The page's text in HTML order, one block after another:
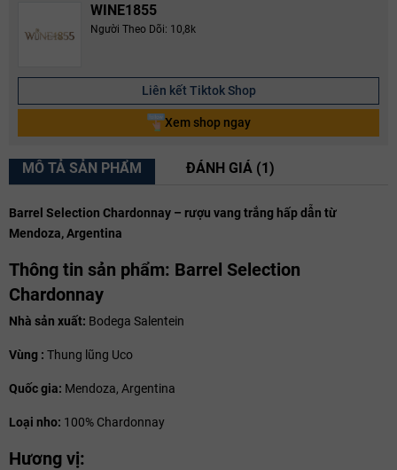
WINE1855
Người Theo Dõi: 10,8k
Liên kết Tiktok Shop
Xem shop ngay
MÔ TẢ SẢN PHẨM ĐÁNH GIÁ (1)
Barrel Selection Chardonnay – rượu vang trắng hấp dẫn từ
Mendoza, Argentina
Thông tin sản phẩm: Barrel Selection
Chardonnay
Nhà sản xuất: Bodega Salentein
Vùng : Thung lũng Uco
Quốc gia: Mendoza, Argentina
Loại nho: 100% Chardonnay
Hương vị: